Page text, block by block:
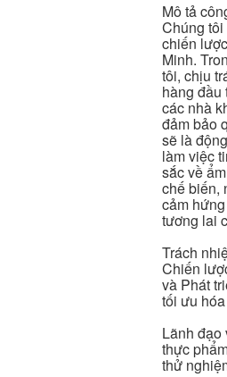
Mô tả
Chúng
chiến
Minh.
tôi, chịu
hàng đầu
các nhà
đảm bảo
sẽ là
làm việc
sắc về
chế biến,
cảm
tương lai
Trách
Chiến
và Phát
tối ưu
Lãnh đạo
thực
thử